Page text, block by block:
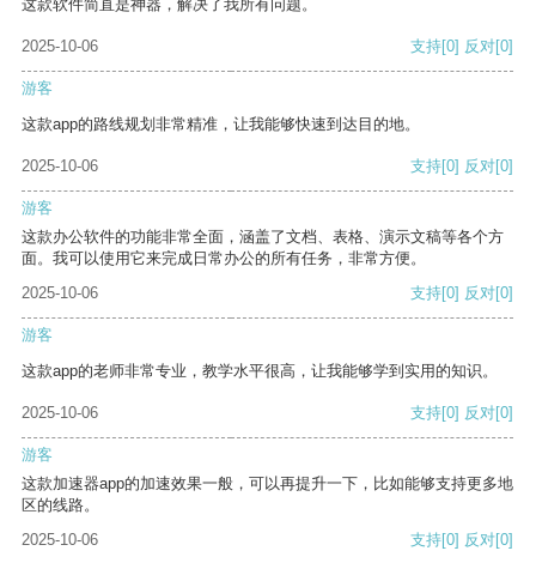
这款软件简直是神器，解决了我所有问题。
2025-10-06 支持[0] 反对[0]
游客
这款app的路线规划非常精准，让我能够快速到达目的地。
2025-10-06 支持[0] 反对[0]
游客
这款办公软件的功能非常全面，涵盖了文档、表格、演示文稿等各个方
面。我可以使用它来完成日常办公的所有任务，非常方便。
2025-10-06
支持[0] 反对[0]
游客
这款app的老师非常专业，教学水平很高，让我能够学到实用的知识。
2025-10-06 支持[0] 反对[0]
游客
这款加速器app的加速效果一般，可以再提升一下，比如能够支持更多地
区的线路。
2025-10-06
支持[0] 反对[0]